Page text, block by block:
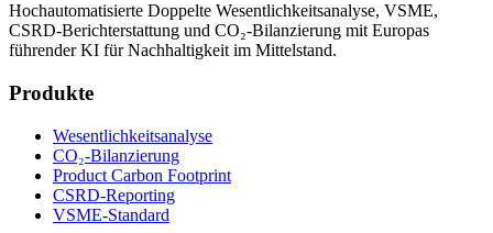
Hochautomatisierte Doppelte Wesentlichkeitsanalyse, VSME,
CSRD-Berichterstattung und CO₂-Bilanzierung mit Europas
führender KI für Nachhaltigkeit im Mittelstand.
Produkte
Wesentlichkeitsanalyse
CO₂-Bilanzierung
Product Carbon Footprint
CSRD-Reporting
VSME-Standard